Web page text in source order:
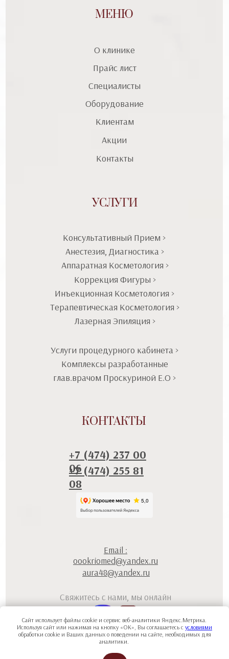
КОНТАКТЫ
УСЛУГИ
+7 (474) 237 00
06
+7 (474) 255 81
08
aura48@yandex.ru
Email :
oookriomed@yandex.ru
Свяжитесь с нами, мы онлайн
Прайс лист
Оборудование
Акции
Контакты
Клиентам
Специалисты
МЕНЮ
Политика конфиденциальности
О клинике
Услуги процедурного кабинета >
Инъекционная Косметология >
Терапевтическая Косметология >
Лазерная Эпиляция >
Анестезия, Диагностика >
Аппаратная Косметология >
Комплексы разработанные
глав.врачом Проскуриной Е.О >
Коррекция Фигуры >
Консультативный Прием >
Сайт использует файлы cookie и сервис веб-аналитики Яндекс.Метрика.
Используя сайт или нажимая на кнопку «ОК», Вы соглашаетесь с условиями
обработки cookie и Ваших данных о поведении на сайте, необходимых для
аналитики.